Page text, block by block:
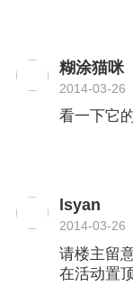
糊涂猫咪
2014-03-26
看一下它
lsyan
2014-03-26
请楼主留
在活动置